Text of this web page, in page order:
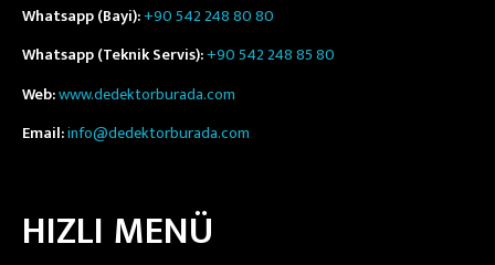
Whatsapp (Bayi):+90 542 248 80 80
Whatsapp (Teknik Servis):+90 542 248 85 80
Web:www.dedektorburada.com
Email:info@dedektorburada.com
HIZLI MENÜ